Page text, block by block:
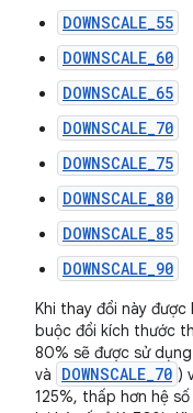
DOWNSCALE_55
DOWNSCALE_60
DOWNSCALE_65
DOWNSCALE_70
DOWNSCALE_75
DOWNSCALE_80
DOWNSCALE_85
DOWNSCALE_90
Khi thay đổi này
buộc đổi kích thước
80% sẽ được sử
và DOWNSCALE_70 )
125%, thấp hơn hệ